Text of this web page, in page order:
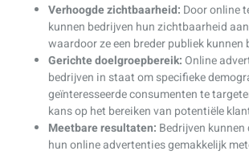
Verhoogde zichtbaarheid: Door online
kunnen bedrijven hun zichtbaarheid
waardoor ze een breder publiek kunnen
Gerichte doelgroepbereik: Online
bedrijven in staat om specifieke
geïnteresseerde consumenten te
kans op het bereiken van potentiële
Meetbare resultaten: Bedrijven
hun online advertenties gemakkelijk